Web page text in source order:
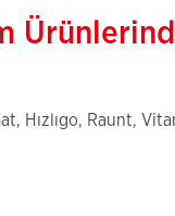
Hızlıgo, Raunt,